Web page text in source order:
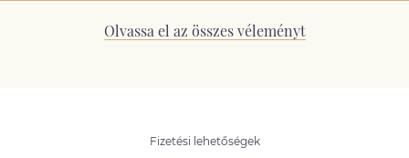
Olvassa el az összes véleményt
Fizetési lehetőségek